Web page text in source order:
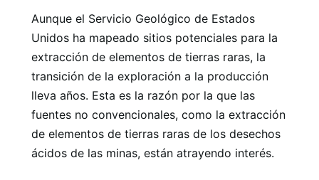
Aunque el Servicio Geológico de Estados
Unidos ha mapeado sitios potenciales para la
extracción de elementos de tierras raras, la
transición de la exploración a la producción
lleva años. Esta es la razón por la que las
fuentes no convencionales, como la extracción
de elementos de tierras raras de los desechos
ácidos de las minas, están atrayendo interés.